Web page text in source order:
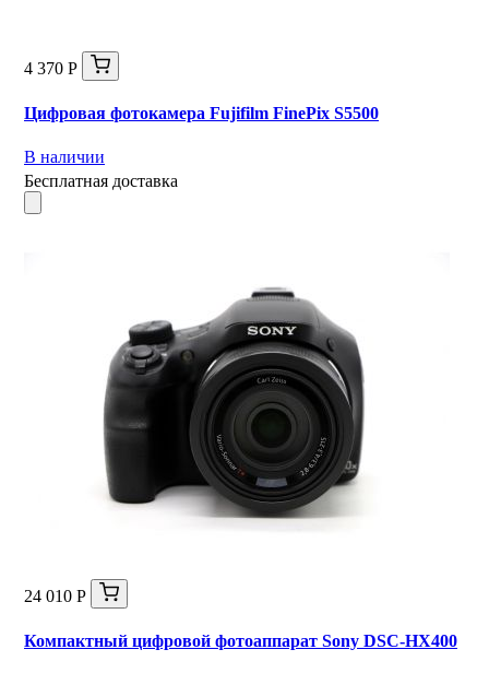
4 370 Р
Цифровая фотокамера Fujifilm FinePix S5500
В наличии
Бесплатная доставка
24 010 Р
Компактный цифровой фотоаппарат Sony DSC-HX400